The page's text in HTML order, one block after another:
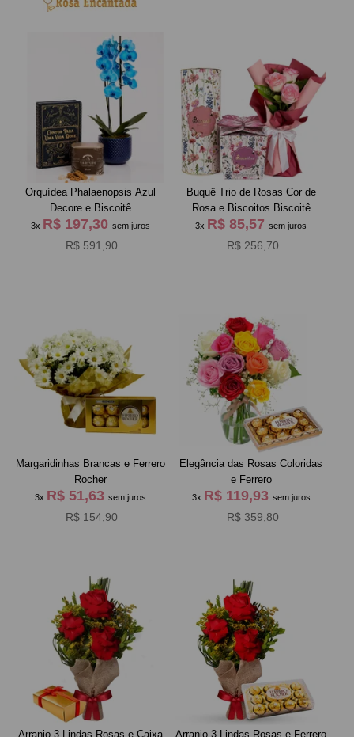
Orquídea Phalaenopsis Azul
Decore e Biscoitê
3x R$ 197,30 sem juros
R$ 591,90
Buquê Trio de Rosas Cor de
Rosa e Biscoitos Biscoitê
3x R$ 85,57sem juros
R$ 256,70
Margaridinhas Brancas e Ferrero
Rocher
3x R$ 51,63 sem juros
R$ 154,90
Elegância das Rosas Coloridas
e Ferrero
3x R$ 119,93 sem juros
R$ 359,80
Arranjo 3 Lindas Rosas e Caixa Arranjo 3 Lindas Rosas e Ferrero